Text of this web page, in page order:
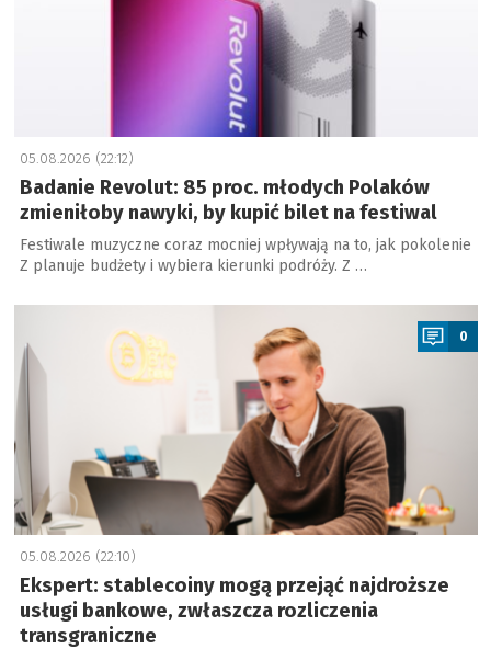
05.08.2026 (22:12)
Badanie Revolut: 85 proc. młodych Polaków
zmieniłoby nawyki, by kupić bilet na festiwal
Festiwale muzyczne coraz mocniej wpływają na to, jak pokolenie
Z planuje budżety i wybiera kierunki podróży. Z …
a
0
05.08.2026 (22:10)
Ekspert: stablecoiny mogą przejąć najdroższe
usługi bankowe, zwłaszcza rozliczenia
transgraniczne